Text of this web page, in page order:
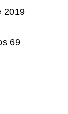
2019
69